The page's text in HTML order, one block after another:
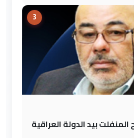
3
بيد الدولة العراقية